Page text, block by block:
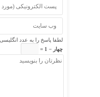
لطفا پاسخ را به عدد انگلیسی
چهار − 1 =